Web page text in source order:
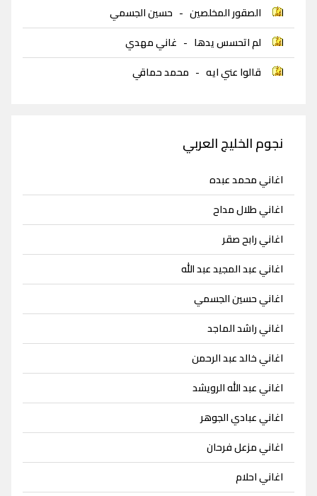
الصقور المخلصين - حسين الجسمي
لم اتحسس يدها - غاني مهدي
قالوا عني ايه - محمد حماقي
نجوم الخليج العربي
اغاني محمد عبده
اغاني طلال مداح
اغاني رابح صقر
اغاني عبد المجيد عبد الله
اغاني حسين الجسمي
اغاني راشد الماجد
اغاني خالد عبد الرحمن
اغاني عبد الله الرويشد
اغاني عبادي الجوهر
اغاني مزعل فرحان
اغاني احلام